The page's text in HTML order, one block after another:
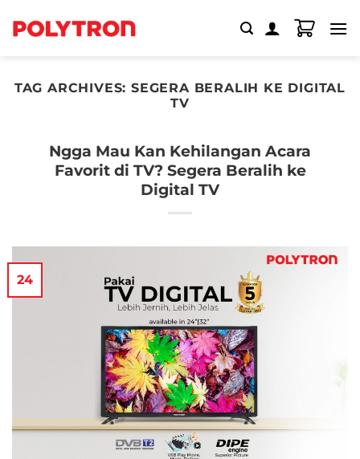
TAG ARCHIVES:SEGERA BERALIH KE DIGITAL
TV
Ngga Mau Kan Kehilangan Acara
Favorit di TV? Segera Beralih ke
Digital TV
24